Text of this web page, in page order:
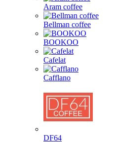
Aram coffee
Bellman coffee
BOOKOO
Cafelat
Cafflano
DF64